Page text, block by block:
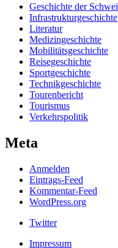
Geschichte der
Infrastrukturgeschichte
Literatur
Medizingeschichte
Mobilitätsgeschichte
Reisegeschichte
Sportgeschichte
Technikgeschichte
Tourenbericht
Tourismus
Verkehrspolitik
Meta
Anmelden
Eintrags-Feed
Kommentar-Feed
WordPress.org
Twitter
Impressum